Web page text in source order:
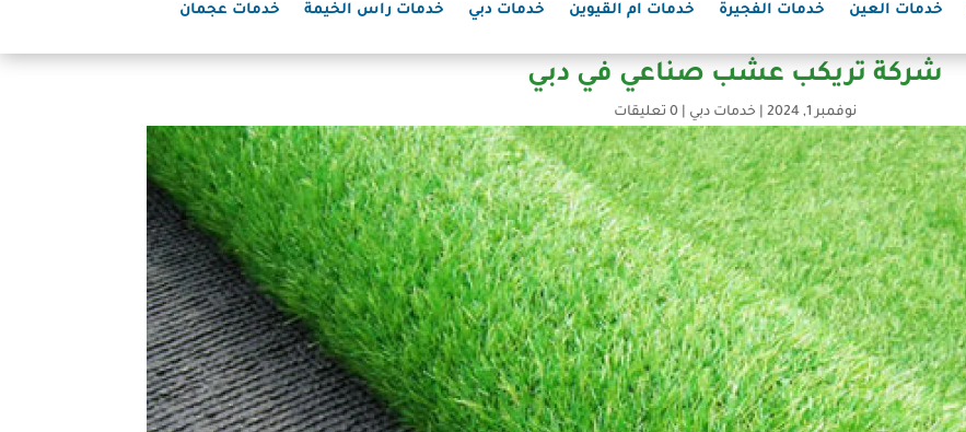
خدمات العين خدمات الفجيرة خدمات ام القيوين خدمات دبي خدمات راس الخيمة خدمات عجمان
شركة تريكب عشب صناعي في دبي
نوفمبر 1, 2024 خدمات دبي 0 تعليقات